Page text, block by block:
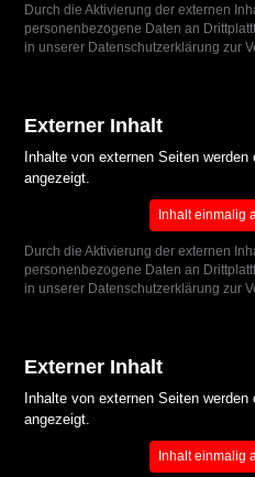
Durch die Aktivierung der externen
personenbezogene Daten an
in unserer Datenschutzerklärung zur
Externer Inhalt
Inhalte von externen Seiten
angezeigt.
Inhalt einmalig
Durch die Aktivierung der externen
personenbezogene Daten an
in unserer Datenschutzerklärung zur
Externer Inhalt
Inhalte von externen Seiten
angezeigt.
Inhalt einmalig